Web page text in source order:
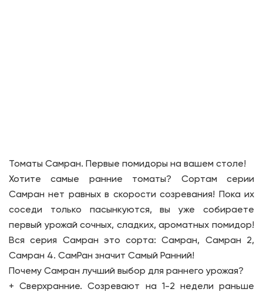
Томаты Самран. Первые помидоры на вашем столе!
Хотите самые ранние томаты? Сортам серии
Самран нет равных в скорости созревания! Пока их
соседи только пасынкуются, вы уже собираете
первый урожай сочных, сладких, ароматных помидор!
Вся серия Самран это сорта: Самран, Самран 2,
Самран 4. СамРан значит Самый Ранний!
Почему Самран лучший выбор для раннего урожая?
+ Сверхранние. Созревают на 1-2 недели раньше